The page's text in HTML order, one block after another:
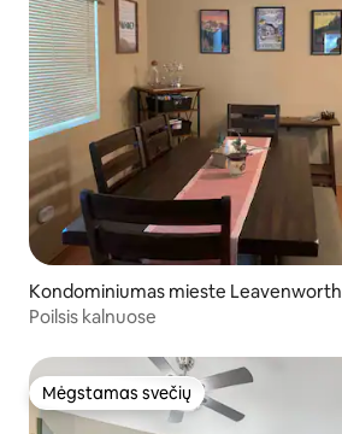
Kondominiumas mieste Leavenworth
Poilsis kalnuose
Mėgstamas svečių
Mėgstamas svečių